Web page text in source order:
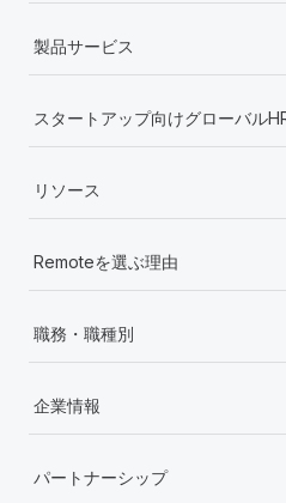
製品サービス
スタートアップ向けグローバル
リソース
Remoteを選ぶ理由
職務・職種別
企業情報
パートナーシップ